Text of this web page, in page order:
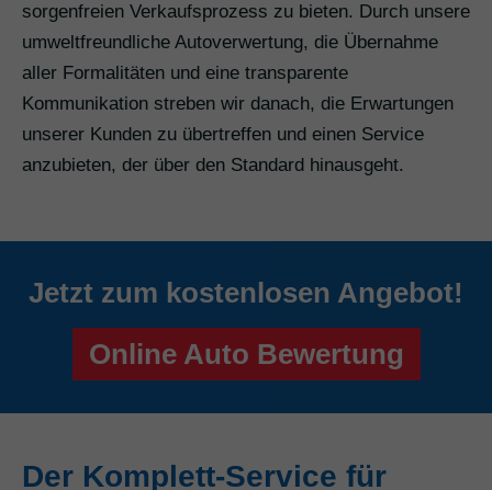
sorgenfreien Verkaufsprozess zu bieten. Durch unsere
umweltfreundliche Autoverwertung, die Übernahme
aller Formalitäten und eine transparente
Kommunikation streben wir danach, die Erwartungen
unserer Kunden zu übertreffen und einen Service
anzubieten, der über den Standard hinausgeht.
Jetzt zum kostenlosen Angebot!
Online Auto Bewertung
Der Komplett-Service für